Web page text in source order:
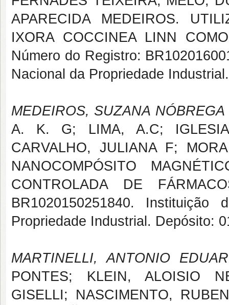
APARECIDA MEDEIROS.
IXORA COCCINEA LINN
Número do Registro:
Nacional da Propriedade
MEDEIROS, SUZANA NÓBREGA
A. K. G; LIMA, A.C;
CARVALHO, JULIANA F;
NANOCOMPÓSITO
CONTROLADA DE
BR1020150251840.
Propriedade Industrial. Depósito:
MARTINELLI, ANTONIO
PONTES; KLEIN, ALOISIO
GISELLI; NASCIMENTO,